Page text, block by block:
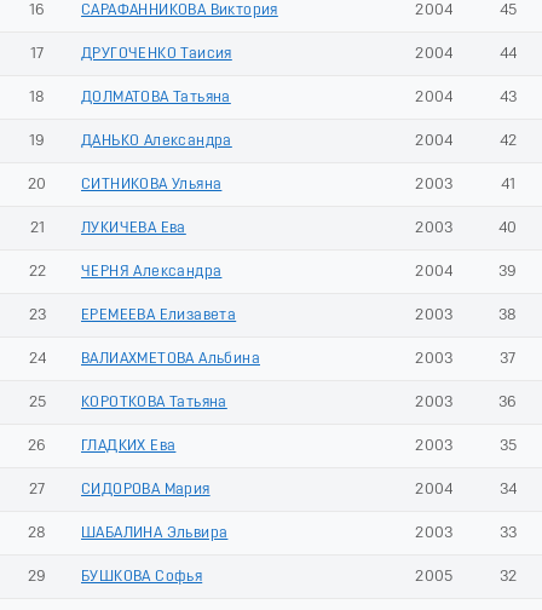
16 САРАФАННИКОВА Виктория 2004 45
17 ДРУГОЧЕНКО Таисия 2004 44
18 ДОЛМАТОВА Татьяна 2004 43
19 ДАНЬКО Александра 2004 42
20 СИТНИКОВА Ульяна 2003 41
21 ЛУКИЧЕВА Ева 2003 40
22 ЧЕРНЯ Александра 2004 39
23 ЕРЕМЕЕВА Елизавета 2003 38
24 ВАЛИАХМЕТОВА Альбина 2003 37
25 КОРОТКОВА Татьяна 2003 36
26 ГЛАДКИХ Ева 2003 35
27 СИДОРОВА Мария 2004 34
28 ШАБАЛИНА Эльвира 2003 33
29 БУШКОВА Софья 2005 32